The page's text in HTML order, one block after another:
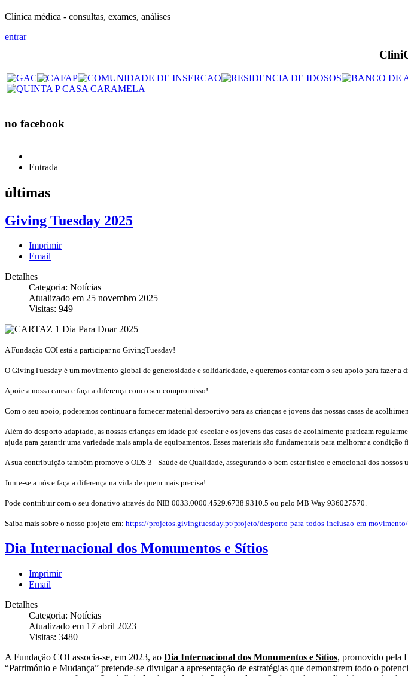
Clínica médica - consultas, exames, análises
entrar
no facebook
Entrada
últimas
Giving Tuesday 2025
Imprimir
Email
Detalhes
Categoria: Notícias
Atualizado em 25 novembro 2025
Visitas: 949
A Fundação COI está a participar no GivingTuesday!
O GivingTuesday é um movimento global de generosidade e solidariedade, e queremos contar com o seu apoio para fazer a
Apoie a nossa causa e faça a diferença com o seu compromisso!
Com o seu apoio, poderemos continuar a fornecer material desportivo para as crianças e jovens das nossas casas de
Além do desporto adaptado, as nossas crianças em idade pré-escolar e os jovens das casas de acolhimento praticam
ajuda para garantir uma variedade mais ampla de equipamentos. Esses materiais são fundamentais para melhorar a
A sua contribuição também promove o ODS 3 - Saúde de Qualidade, assegurando o bem-estar físico e emocional dos nossos
Junte-se a nós e faça a diferença na vida de quem mais precisa!
Pode contribuir com o seu donativo através do NIB 0033.0000.4529.6738.9310.5 ou pelo MB Way 936027570.
Saiba mais sobre o nosso projeto em: https://projetos.givingtuesday.pt/projeto/desporto-para-todos-inclusao-em-movimento/
Dia Internacional dos Monumentos e Sítios
Imprimir
Email
Detalhes
Categoria: Notícias
Atualizado em 17 abril 2023
Visitas: 3480
A Fundação COI associa-se, em 2023, ao Dia Internacional dos Monumentos e Sítios, promovido pela
“Património e Mudança” pretende-se divulgar a apresentação de estratégias que demonstrem todo o